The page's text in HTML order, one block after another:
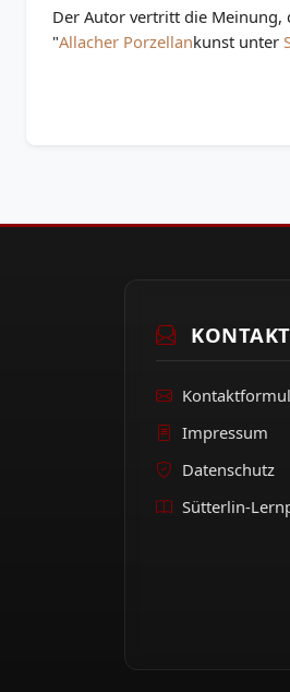
Der Autor vertritt die Meinung,
"Allacher Porzellankunst unter
KONTAKT
Impressum
Datenschutz
Sütterlin-